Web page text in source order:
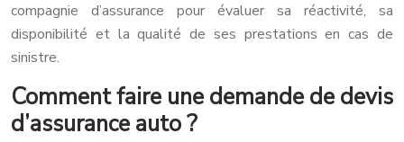
compagnie d’assurance pour évaluer sa réactivité, sa
disponibilité et la qualité de ses prestations en cas de
sinistre.
Comment faire une demande de devis
d’assurance auto ?